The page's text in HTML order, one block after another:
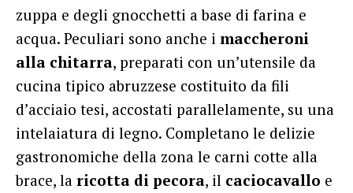
zuppa e degli gnocchetti a base di farina e
acqua. Peculiari sono anche i maccheroni
alla chitarra, preparati con un’utensile da
cucina tipico abruzzese costituito da fili
d’acciaio tesi, accostati parallelamente, su una
intelaiatura di legno. Completano le delizie
gastronomiche della zona le carni cotte alla
brace, la ricotta di pecora, il caciocavallo e